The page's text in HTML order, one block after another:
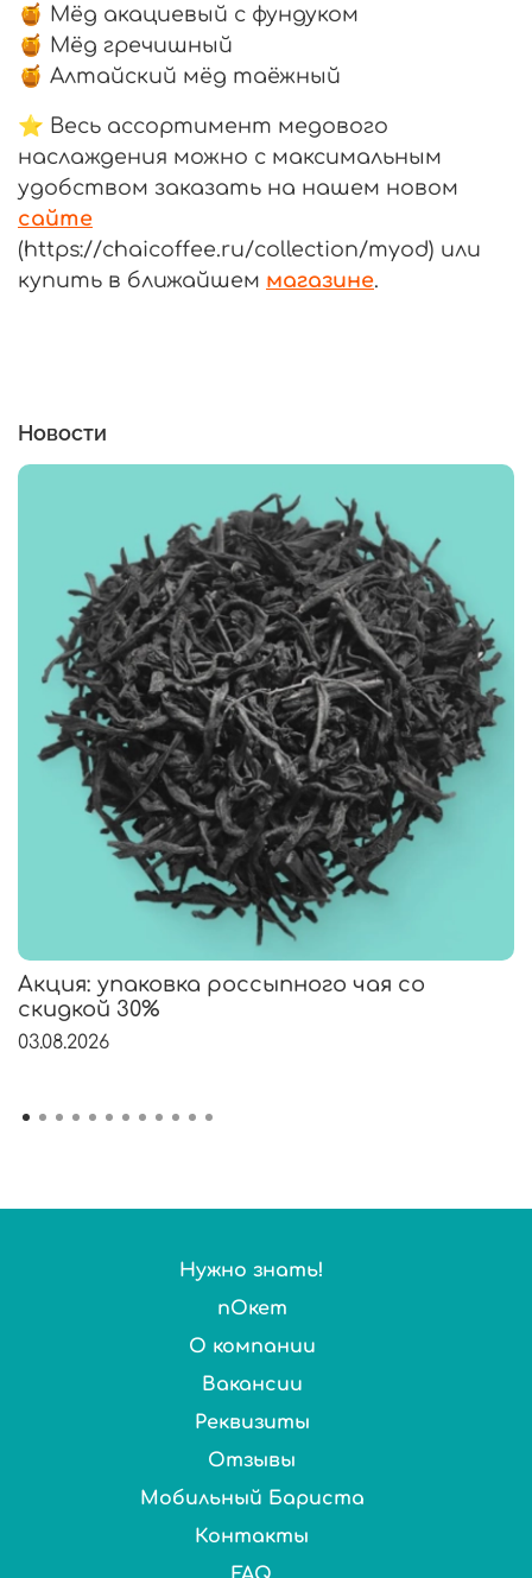
🍯 Мёд акациевый с фундуком
🍯 Мёд гречишный
🍯 Алтайский мёд таёжный
⭐️ Весь ассортимент медового
наслаждения можно с максимальным
удобством заказать на нашем новом
сайте
(https://chaicoffee.ru/collection/myod) или
купить в ближайшем магазине.
Новости
Акция: упаковка россыпного чая со
скидкой 30%
03.08.2026
Нужно знать!
пОкет
О компании
Вакансии
Реквизиты
Отзывы
Мобильный Бариста
Контакты